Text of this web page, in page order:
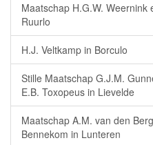
Maatschap H.G.W. Weernink
Ruurlo
H.J. Veltkamp in Borculo
Stille Maatschap G.J.M.
E.B. Toxopeus in Lievelde
Maatschap A.M. van den
Bennekom in Lunteren